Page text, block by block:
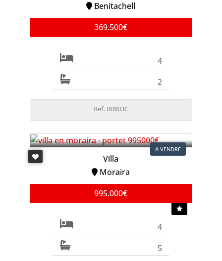
Benitachell
369.500€
4
2
Ref. B0903C
A VENDRE
Villa
Moraira
995.000€
4
5